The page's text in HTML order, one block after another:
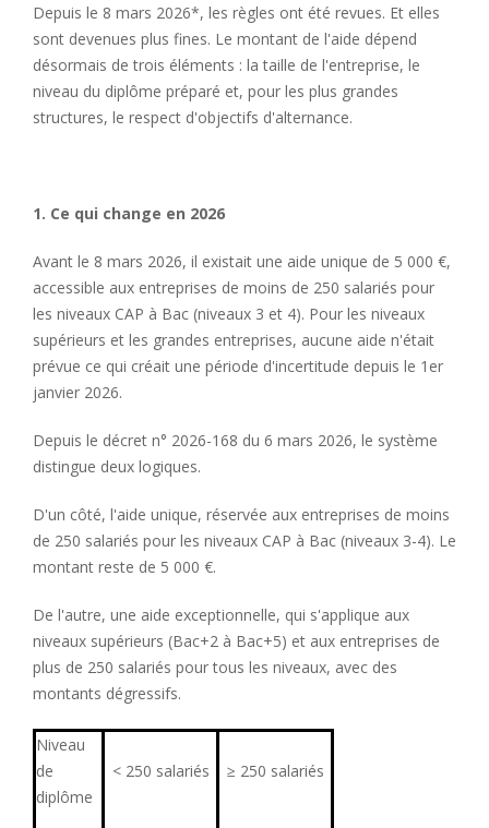
Depuis le 8 mars 2026*, les règles ont été revues. Et elles
sont devenues plus fines. Le montant de l'aide dépend
désormais de trois éléments : la taille de l'entreprise, le
niveau du diplôme préparé et, pour les plus grandes
structures, le respect d'objectifs d'alternance.
1. Ce qui change en 2026
Avant le 8 mars 2026, il existait une aide unique de 5 000 €,
accessible aux entreprises de moins de 250 salariés pour
les niveaux CAP à Bac (niveaux 3 et 4). Pour les niveaux
supérieurs et les grandes entreprises, aucune aide n'était
prévue ce qui créait une période d'incertitude depuis le 1er
janvier 2026.
Depuis le décret n° 2026-168 du 6 mars 2026, le système
distingue deux logiques.
D'un côté, l'aide unique, réservée aux entreprises de moins
de 250 salariés pour les niveaux CAP à Bac (niveaux 3-4). Le
montant reste de 5 000 €.
De l'autre, une aide exceptionnelle, qui s'applique aux
niveaux supérieurs (Bac+2 à Bac+5) et aux entreprises de
plus de 250 salariés pour tous les niveaux, avec des
montants dégressifs.
Niveau
de
diplôme
< 250 salariés ≥ 250 salariés